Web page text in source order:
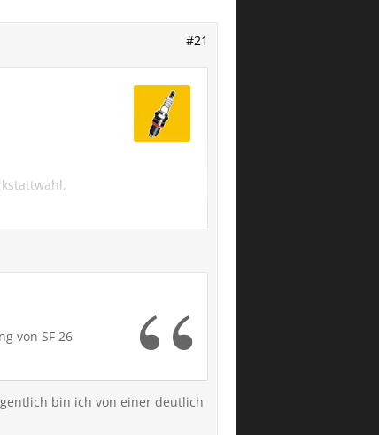
#21
im jahr latzen
gegend wohnst,
von SF 26
bin ich von einer deutlich